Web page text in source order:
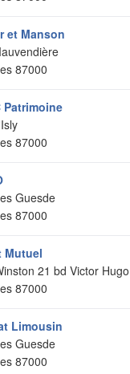
et Manson
87000
Patrimoine
87000
Guesde
87000
Mutuel
21 bd Victor Hugo
87000
Limousin
Guesde
87000